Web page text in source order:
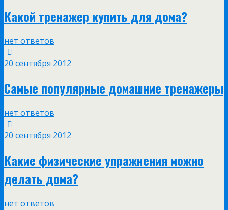
Какой тренажер купить для дома?
нет ответов
20 сентября 2012
Самые популярные домашние тренажеры
нет ответов
20 сентября 2012
Какие физические упражнения можно
делать дома?
нет ответов